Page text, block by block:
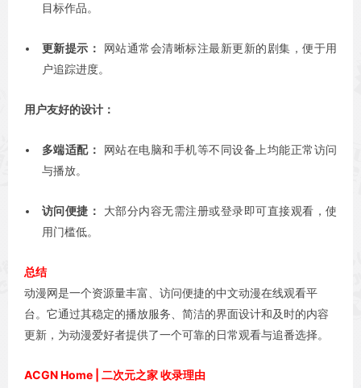
目标作品。
更新提示：
网站通常会清晰标注最新更新的剧集，便于用
户追踪进度。
用户友好的设计：
多端适配：
网站在电脑和手机等不同设备上均能正常访问
与播放。
访问便捷：
大部分内容无需注册或登录即可直接观看，使
用门槛低。
总结
动漫网是一个资源量丰富、访问便捷的中文动漫在线观看平
台。它通过其稳定的播放服务、简洁的界面设计和及时的内容
更新，为动漫爱好者提供了一个可靠的日常观看与追番选择。
ACGN Home | 二次元之家 收录理由